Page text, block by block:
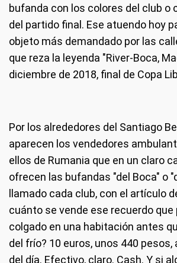
bufanda con los colores del club o
del partido final. Ese atuendo hoy
objeto más demandado por las
que reza la leyenda "River-Boca,
diciembre de 2018, final de Copa
Por los alrededores del Santiago
aparecen los vendedores
ellos de Rumania que en un claro
ofrecen las bufandas "del Boca" o
llamado cada club, con el artículo
cuánto se vende ese recuerdo
colgado en una habitación antes
del frío? 10 euros, unos 440 pesos,
del día. Efectivo, claro. Cash. Y si